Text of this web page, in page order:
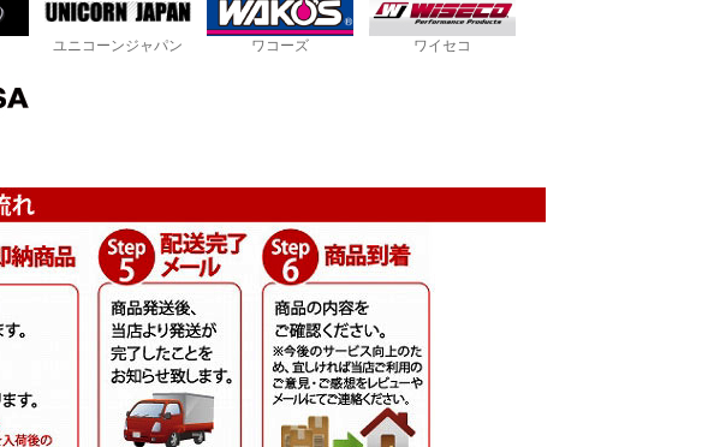
ユニコーンジャパン ワコーズ ワイセコ